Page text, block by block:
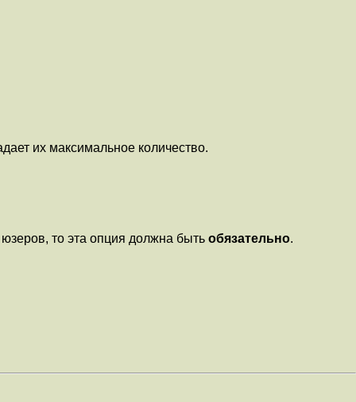
их максимальное количество.
то эта опция должна быть обязательно.